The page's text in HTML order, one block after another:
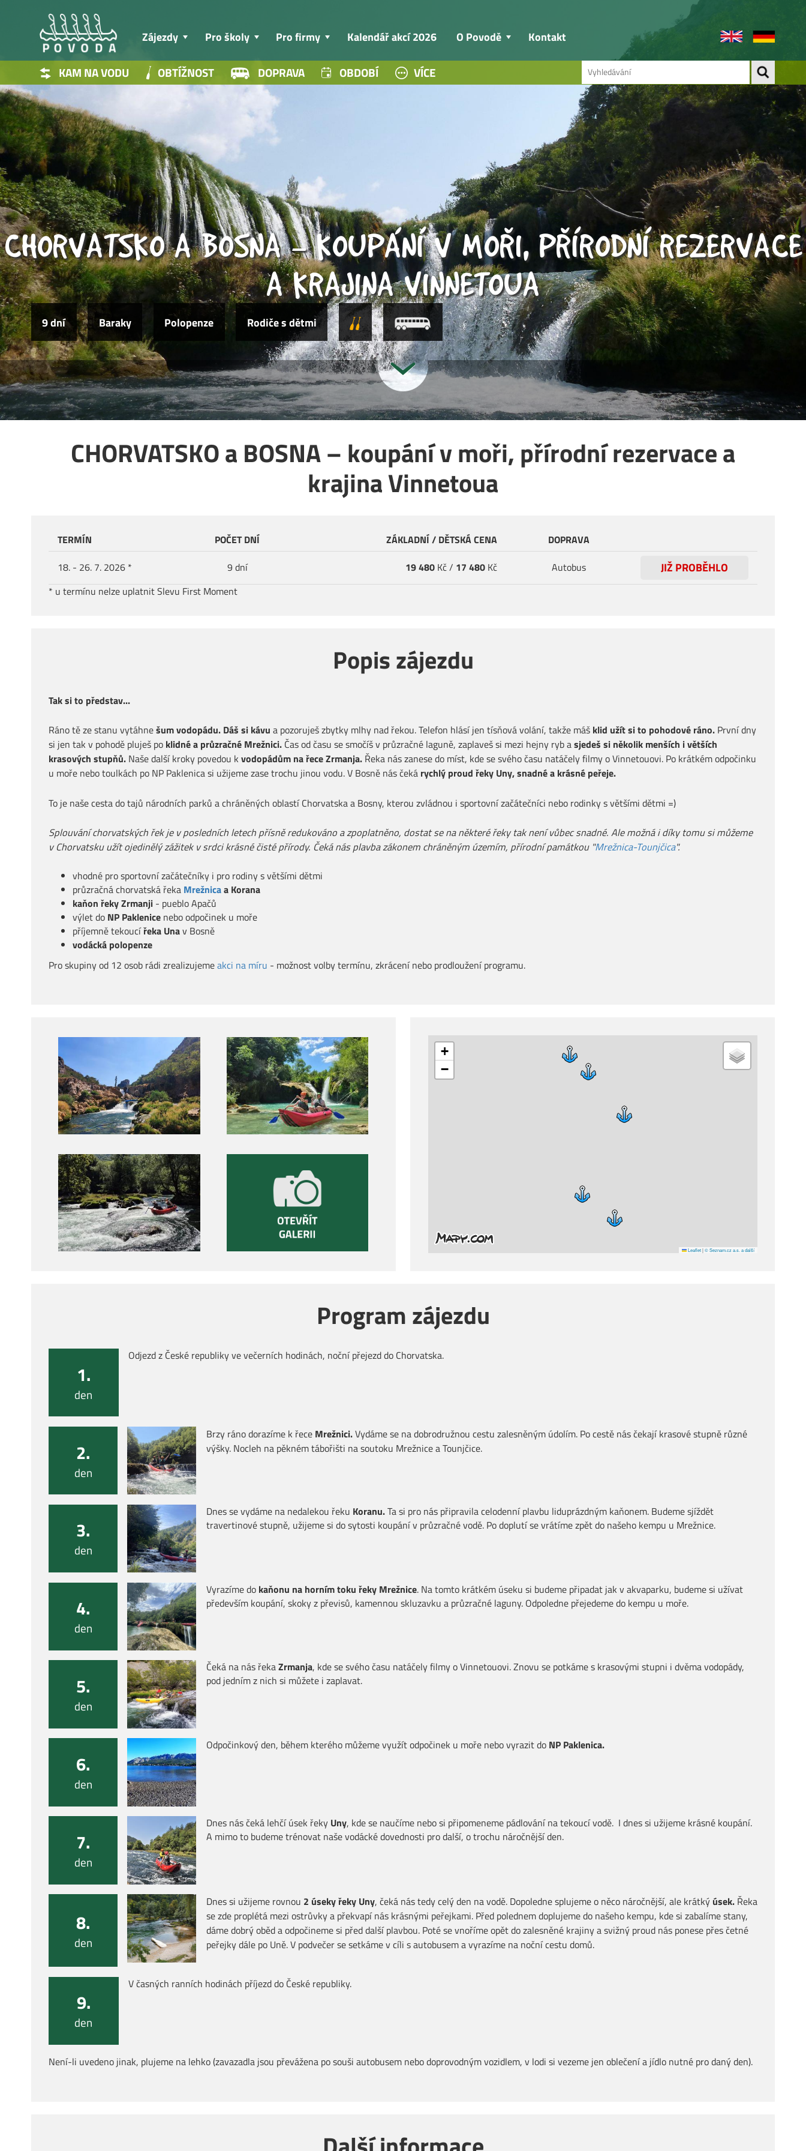
Zájezdy Pro školy Pro firmy Kalendář akcí 2026 O Povodě Kontakt
KAM NA VODU OBTÍŽNOST DOPRAVA OBDOBÍ VÍCE
CHORVATSKO A BOSNA – KOUPÁNÍ V MOŘI, PŘÍRODNÍ REZERVACE
A KRAJINA VINNETOUA
9 dní Baraky Polopenze Rodiče s dětmi
CHORVATSKO a BOSNA – koupání v moři, přírodní rezervace a
krajina Vinnetoua
TERMÍN POČET DNÍ ZÁKLADNÍ / DĚTSKÁ CENA
DOPRAVA
18. - 26. 7. 2026 *
9 dní 19 480Kč / 17 480Kč Autobus JIŽ PROBĚHLO
* u termínu nelze uplatnit Slevu First Moment
Popis zájezdu
Tak si to představ...
Ráno tě ze stanu vytáhnešum vodopádu. Dáš si kávu a pozoruješ zbytky mlhy nad řekou. Telefon hlásí jen tísňová volání, takže máš klid užít si to pohodové ráno. První dny
si jen tak v pohodě pluješ po klidné a průzračné Mrežnici. Čas od času se smočíš v průzračné laguně, zaplaveš si mezi hejny ryb asjedeš si několik menších i větších
krasových stupňů. Naše další kroky povedou k vodopádům na řece Zrmanja. Řeka nás zanese do míst, kde se svého času natáčely filmy o Vinnetouovi. Po krátkém odpočinku
u moře nebo toulkách po NP Paklenica si užijeme zase trochu jinou vodu. V Bosně nás čeká rychlý proud řeky Uny, snadné a krásné peřeje.
To je naše cesta do tajů národních parků a chráněných oblastí Chorvatska a Bosny, kterou zvládnou i sportovní začátečníci nebo rodinky s většími dětmi =)
Splouvání chorvatských řek je v posledních letech přísně redukováno a zpoplatněno, dostat se na některé řeky tak není vůbec snadné. Ale možná i díky tomu si můžeme
v Chorvatsku užít ojedinělý zážitek v srdci krásné čisté přírody. Čeká nás plavba zákonem chráněným územím, přírodní památkou "Mrežnica-Tounjčica".
vhodné pro sportovní začátečníky i pro rodiny s většími dětmi
průzračná chorvatská řeka Mrežnicaa Korana
kaňon řeky Zrmanji - pueblo Apačů
výlet do NP Paklenice nebo odpočinek u moře
příjemně tekoucířeka Unav Bosně
vodácká polopenze
Pro skupiny od 12 osob rádi zrealizujemeakci na míru - možnost volby termínu, zkrácení nebo prodloužení programu.
+
−
Leaflet | © Seznam.cz a.s. a další
Program zájezdu
1.
den
Odjezd z České republiky ve večerních hodinách, noční přejezd do Chorvatska.
2.
den
Brzy ráno dorazíme k řece Mrežnici.Vydáme se na dobrodružnou cestu zalesněným údolím. Po cestě nás čekají krasové stupně různé
výšky. Nocleh na pěkném tábořišti na soutoku Mrežnice a Tounjčice.
3.
den
Dnes se vydáme na nedalekou řeku Koranu.Ta si pro nás připravila celodenní plavbu liduprázdným kaňonem. Budeme sjíždět
travertinové stupně, užijeme si do sytosti koupání v průzračné vodě. Po doplutí se vrátíme zpět do našeho kempu u Mrežnice.
4.
den
Vyrazíme do kaňonu na horním toku řeky Mrežnice. Na tomto krátkém úseku si budeme připadat jak v akvaparku, budeme si užívat
především koupání, skoky z převisů, kamennou skluzavku a průzračné laguny. Odpoledne přejedeme do kempu u moře.
5.
den
Čeká na nás řekaZrmanja, kde se svého času natáčely filmy o Vinnetouovi. Znovu se potkáme s krasovými stupni i dvěma vodopády,
pod jedním z nich si můžete i zaplavat.
6.
den
Odpočinkový den, během kterého můžeme využít odpočinek u moře nebo vyrazit do NP Paklenica.
7.
den
Dnes nás čeká lehčí úsek řeky Uny, kde se naučíme nebo si připomeneme pádlování na tekoucí vodě. I dnes si užijeme krásné koupání.
A mimo to budeme trénovat naše vodácké dovednosti pro další, o trochu náročnější den.
8.
den
Dnes si užijeme rovnou 2 úseky řeky Uny, čeká nás tedy celý den na vodě. Dopoledne splujeme o něco náročnější, ale krátkýúsek.Řeka
se zde proplétá mezi ostrůvky a překvapí nás krásnými peřejkami. Před polednem doplujeme do našeho kempu, kde si zabalíme stany,
dáme dobrý oběd a odpočineme si před další plavbou. Poté se vnoříme opět do zalesněné krajiny a svižný proud nás ponese přes četné
peřejky dále po Uně. V podvečer se setkáme v cíli s autobusem a vyrazíme na noční cestu domů.
9.
den
V časných ranních hodinách příjezd do České republiky.
Není-li uvedeno jinak, plujeme na lehko (zavazadla jsou převážena po souši autobusem nebo doprovodným vozidlem, v lodi si vezeme jen oblečení a jídlo nutné pro daný den).